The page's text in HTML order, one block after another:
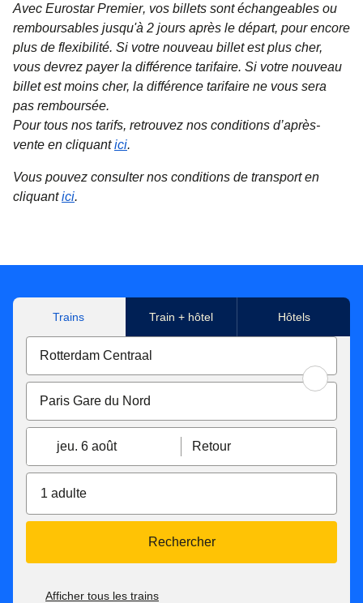
Avec Eurostar Premier, vos billets sont échangeables ou
remboursables jusqu'à 2 jours après le départ, pour encore
plus de flexibilité. Si votre nouveau billet est plus cher,
vous devrez payer la différence tarifaire. Si votre nouveau
billet est moins cher, la différence tarifaire ne vous sera
pas remboursée.
Pour tous nos tarifs, retrouvez nos conditions d’après-
vente en cliquantici.
Vous pouvez consulter nos conditions de transport en
cliquantici.
Trains Train + hôtel Hôtels
jeu. 6 août Retour
1 adulte
Rechercher
Afficher tous les trains